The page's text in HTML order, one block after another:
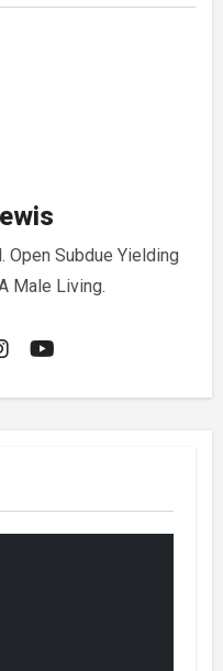
Open Subdue Yielding
Male Living.